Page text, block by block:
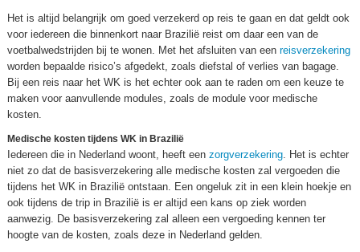
Het is altijd belangrijk om goed verzekerd op reis te gaan en dat geldt ook
voor iedereen die binnenkort naar Brazilië reist om daar een van de
voetbalwedstrijden bij te wonen. Met het afsluiten van een reisverzekering
worden bepaalde risico’s afgedekt, zoals diefstal of verlies van bagage.
Bij een reis naar het WK is het echter ook aan te raden om een keuze te
maken voor aanvullende modules, zoals de module voor medische
kosten.
Medische kosten tijdens WK in Brazilië
Iedereen die in Nederland woont, heeft een zorgverzekering. Het is echter
niet zo dat de basisverzekering alle medische kosten zal vergoeden die
tijdens het WK in Brazilië ontstaan. Een ongeluk zit in een klein hoekje en
ook tijdens de trip in Brazilië is er altijd een kans op ziek worden
aanwezig. De basisverzekering zal alleen een vergoeding kennen ter
hoogte van de kosten, zoals deze in Nederland gelden.